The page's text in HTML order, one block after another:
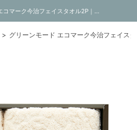
グリーンモード エコマーク今治フェイス